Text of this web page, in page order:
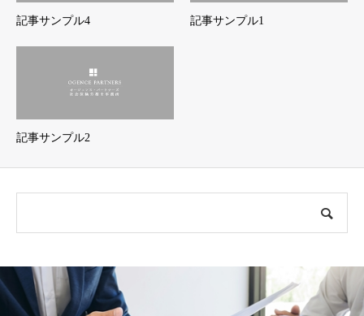
記事サンプル4 記事サンプル1
記事サンプル2